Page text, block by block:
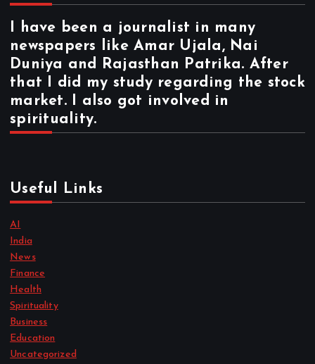
I have been a journalist in many
newspapers like Amar Ujala, Nai
Duniya and Rajasthan Patrika. After
that I did my study regarding the stock
market. I also got involved in
spirituality.
Useful Links
AI
India
News
Finance
Health
Spirituality
Business
Education
Uncategorized